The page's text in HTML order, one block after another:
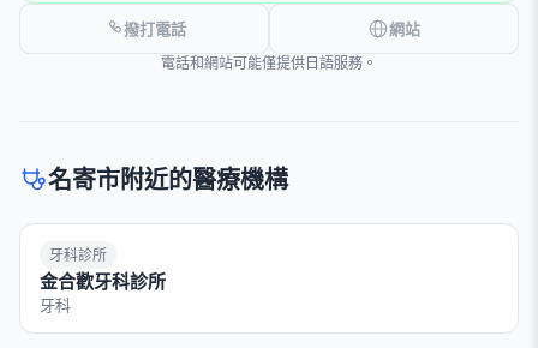
撥打電話 網站
電話和網站可能僅提供日語服務。
名寄市附近的醫療機構
牙科診所
金合歡牙科診所
牙科